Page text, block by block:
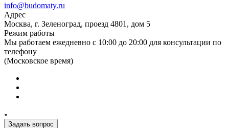
info@budomaty.ru
Адрес
Москва, г. Зеленоград, проезд 4801, дом 5
Режим работы
Мы работаем ежедневно с 10:00 до 20:00 для консультации по
телефону
(Московское время)
Задать вопрос